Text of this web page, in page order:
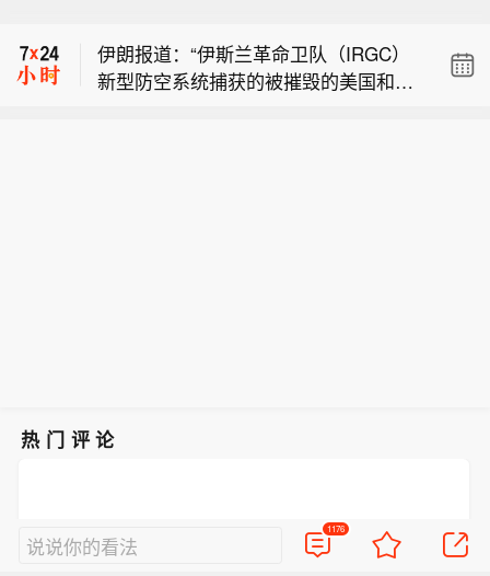
伊朗报道：“伊斯兰革命卫队（IRGC）
新型防空系统捕获的被摧毁的美国和以
热门评论
说说你的看法
1176